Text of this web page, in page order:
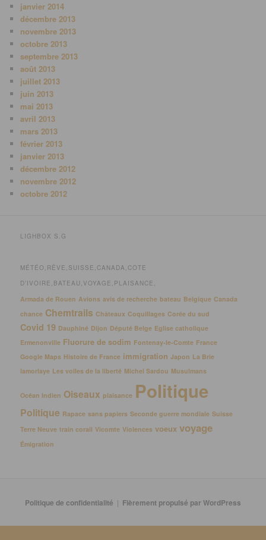
janvier 2014
décembre 2013
novembre 2013
octobre 2013
septembre 2013
août 2013
juillet 2013
juin 2013
mai 2013
avril 2013
mars 2013
février 2013
janvier 2013
décembre 2012
novembre 2012
octobre 2012
LIGHBOX S.G
MÉTÉO,RÊVE,SUISSE,CANADA,COTE
D’IVOIRE,BATEAU,VOYAGE,PLAISANCE,
Armada de Rouen Avions avis de recherche bateau Belgique Canada
chance Chemtrails Châteaux Coquillages Corée du sud
Covid 19 Dauphiné Dijon Député Belge Eglise catholique
Ermenonville Fluorure de sodim Fontenay-le-Comte France
Google Maps Histoire de France immigration Japon La Brie
lamorlaye Les voiles de la liberté Michel Sardou Musulmans
Océan Indien Oiseaux plaisance Politique
Politique Rapace sans papiers Seconde guerre mondiale Suisse
Terre Neuve train corail Vicomte Violences voeux voyage
Émigration
Politique de confidentialité Fièrement propulsé par WordPress